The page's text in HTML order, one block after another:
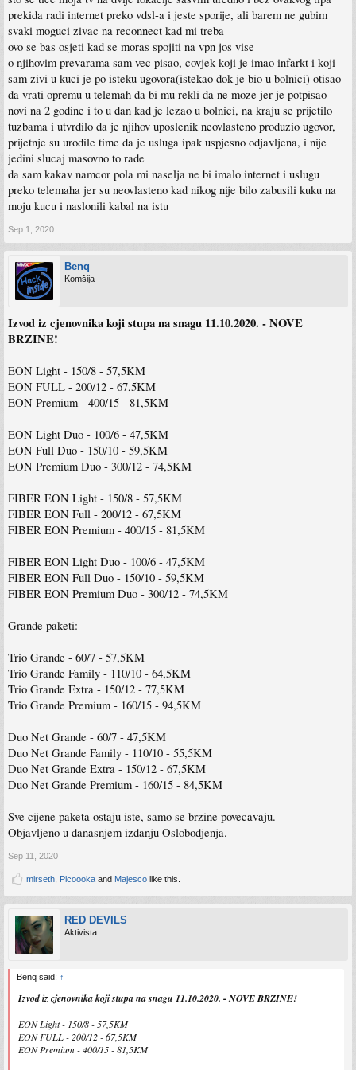
prekida radi internet preko vdsl-a i jeste sporije, ali barem ne gubim
svaki moguci zivac na reconnect kad mi treba
ovo se bas osjeti kad se moras spojiti na vpn jos vise
o njihovim prevarama sam vec pisao, covjek koji je imao infarkt i koji
sam zivi u kuci je po isteku ugovora(istekao dok je bio u bolnici) otisao
da vrati opremu u telemah da bi mu rekli da ne moze jer je potpisao
novi na 2 godine i to u dan kad je lezao u bolnici, na kraju se prijetilo
tuzbama i utvrdilo da je njihov uposlenik neovlasteno produzio ugovor,
prijetnje su urodile time da je usluga ipak uspjesno odjavljena, i nije
jedini slucaj masovno to rade
da sam kakav namcor pola mi naselja ne bi imalo internet i uslugu
preko telemaha jer su neovlasteno kad nikog nije bilo zabusili kuku na
moju kucu i naslonili kabal na istu
Sep 1, 2020
Benq
Komšija
Izvod iz cjenovnika koji stupa na snagu 11.10.2020. - NOVE
BRZINE!
EON Light - 150/8 - 57,5KM
EON FULL - 200/12 - 67,5KM
EON Premium - 400/15 - 81,5KM
EON Light Duo - 100/6 - 47,5KM
EON Full Duo - 150/10 - 59,5KM
EON Premium Duo - 300/12 - 74,5KM
FIBER EON Light - 150/8 - 57,5KM
FIBER EON Full - 200/12 - 67,5KM
FIBER EON Premium - 400/15 - 81,5KM
FIBER EON Light Duo - 100/6 - 47,5KM
FIBER EON Full Duo - 150/10 - 59,5KM
FIBER EON Premium Duo - 300/12 - 74,5KM
Grande paketi:
Trio Grande - 60/7 - 57,5KM
Trio Grande Family - 110/10 - 64,5KM
Trio Grande Extra - 150/12 - 77,5KM
Trio Grande Premium - 160/15 - 94,5KM
Duo Net Grande - 60/7 - 47,5KM
Duo Net Grande Family - 110/10 - 55,5KM
Duo Net Grande Extra - 150/12 - 67,5KM
Duo Net Grande Premium - 160/15 - 84,5KM
Sve cijene paketa ostaju iste, samo se brzine povecavaju.
Objavljeno u danasnjem izdanju Oslobodjenja.
Sep 11, 2020
mirseth Picoooka and Majesco like this.
RED DEVILS
Aktivista
Benq said: ↑
Izvod iz cjenovnika koji stupa na snagu 11.10.2020. - NOVE BRZINE!
EON Light - 150/8 - 57,5KM
EON FULL - 200/12 - 67,5KM
EON Premium - 400/15 - 81,5KM